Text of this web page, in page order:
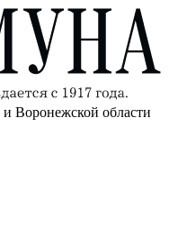
Воронежской области